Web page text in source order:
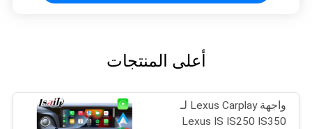
أعلى المنتجات
واجهة Lexus Carplay لـ
Lexus IS IS250 IS350